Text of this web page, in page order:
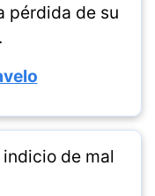
pérdida de su
de mal